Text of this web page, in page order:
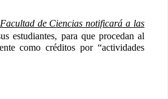
Biográfica
"Primeras
Doctoras
de Ciencias notificará a las
estudiantes, para que procedan al
como créditos por “actividades